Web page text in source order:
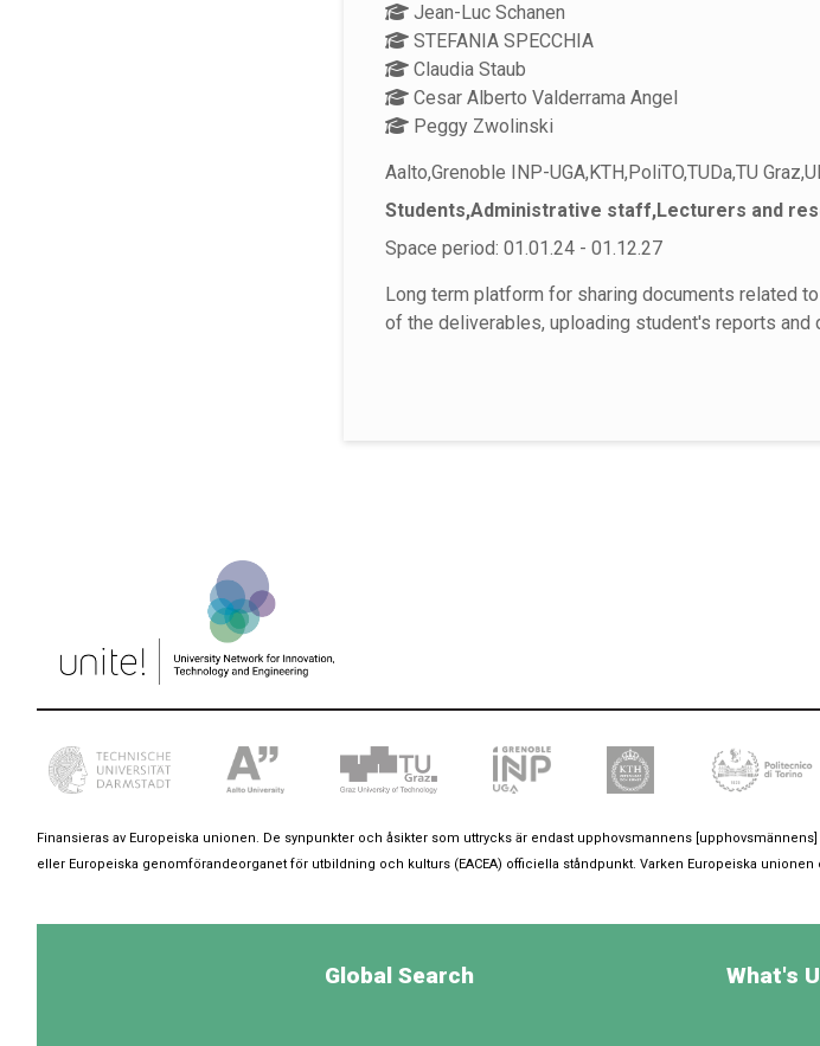
Jean-Luc Schanen
STEFANIA SPECCHIA
Claudia Staub
Cesar Alberto Valderrama Angel
Peggy Zwolinski
Aalto,Grenoble INP-UGA,KTH,PoliTO,TUDa,TU
Students,Administrative staff,Lecturers and
Space period: 01.01.24 - 01.12.27
Long term platform for sharing documents related
of the deliverables, uploading student's reports and
Finansieras av Europeiska unionen. De synpunkter och åsikter som uttrycks är endast upphovsmannens
eller Europeiska genomförandeorganet för utbildning och kulturs (EACEA) officiella ståndpunkt. Varken Europeiska unionen
Global Search What's